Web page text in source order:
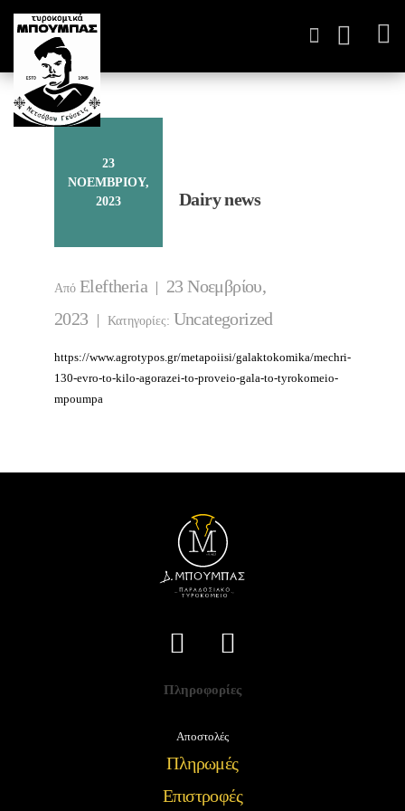
23
ΝΟΕΜΒΡΊΟΥ,
2023
Dairy news
Από Eleftheria
23 Νοεμβρίου,
2023
Κατηγορίες: Uncategorized
https://www.agrotypos.gr/metapoiisi/galaktokomika/mechri-
130-evro-to-kilo-agorazei-to-proveio-gala-to-tyrokomeio-
mpoumpa
Πληροφορίες
Αποστολές
Πληρωμές
Επιστροφές